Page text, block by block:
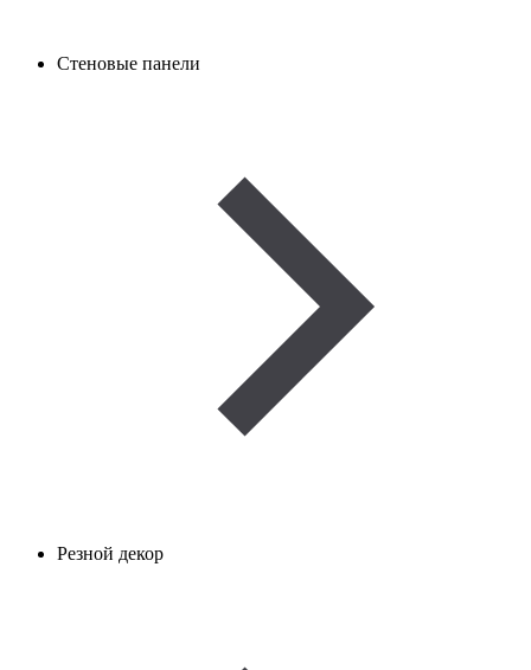
Стеновые панели
Резной декор